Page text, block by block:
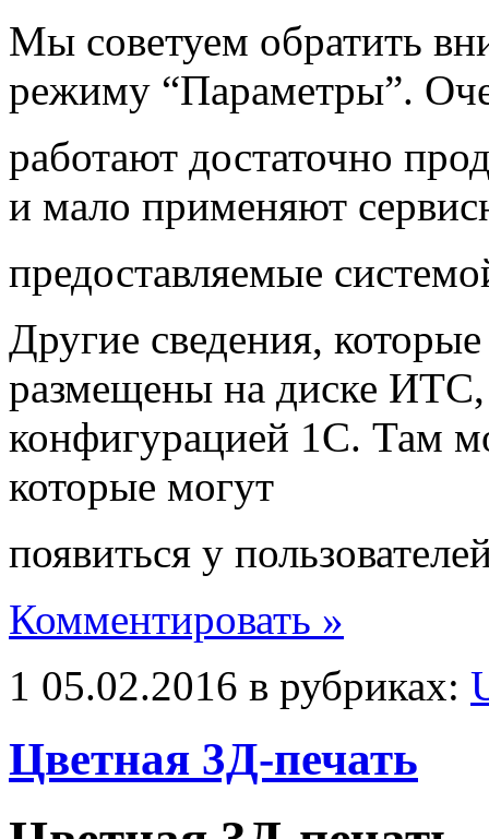
Мы советуем обратить
режиму “Параметры”.
работают достаточно
и мало применяют
предоставляемые
Другие сведения,
размещены на диске
конфигурацией 1С. Там
которые могут
появиться у
Комментировать »
1 05.02.2016 в рубриках:
Цветная 3Д-печать